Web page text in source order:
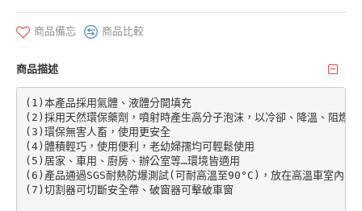
商品備忘 商品比較
商品描述
(1)本產品採用氣體、液體分開填充
(2)採用天然環保藥劑，噴射時產生高分子泡沫，以冷卻、降溫、阻燃
(3)環保無害人畜，使用更安全
(4)體積輕巧，使用便利，老幼婦孺均可輕鬆使用
(5)居家、車用、廚房、辦公室等…環境皆適用
(6)產品通過SGS耐熱防爆測試(可耐高溫至90°C)，放在高溫車室內不
(7)切割器可切斷安全帶、破窗器可擊破車窗